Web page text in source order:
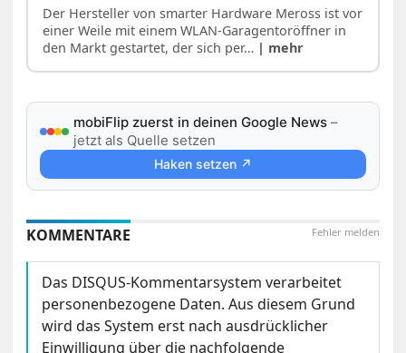
Der Hersteller von smarter Hardware Meross ist vor
einer Weile mit einem WLAN-Garagentoröffner in
den Markt gestartet, der sich per… | mehr
mobiFlip zuerst in deinen Google News –
jetzt als Quelle setzen
Haken setzen ↗
Fehler melden
KOMMENTARE
Das DISQUS-Kommentarsystem verarbeitet
personenbezogene Daten. Aus diesem Grund
wird das System erst nach ausdrücklicher
Einwilligung über die nachfolgende